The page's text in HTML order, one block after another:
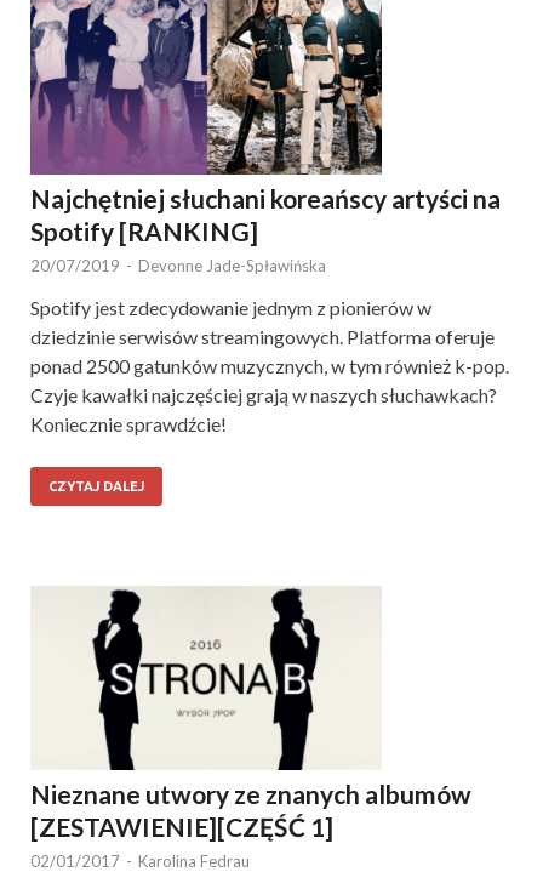
Najchętniej słuchani koreańscy artyści na
Spotify [RANKING]
20/07/2019 - Devonne Jade-Spławińska
Spotify jest zdecydowanie jednym z pionierów w
dziedzinie serwisów streamingowych. Platforma oferuje
ponad 2500 gatunków muzycznych, w tym również k-pop.
Czyje kawałki najczęściej grają w naszych słuchawkach?
Koniecznie sprawdźcie!
CZYTAJ DALEJ
Nieznane utwory ze znanych albumów
[ZESTAWIENIE][CZĘŚĆ 1]
02/01/2017 - Karolina Fedrau